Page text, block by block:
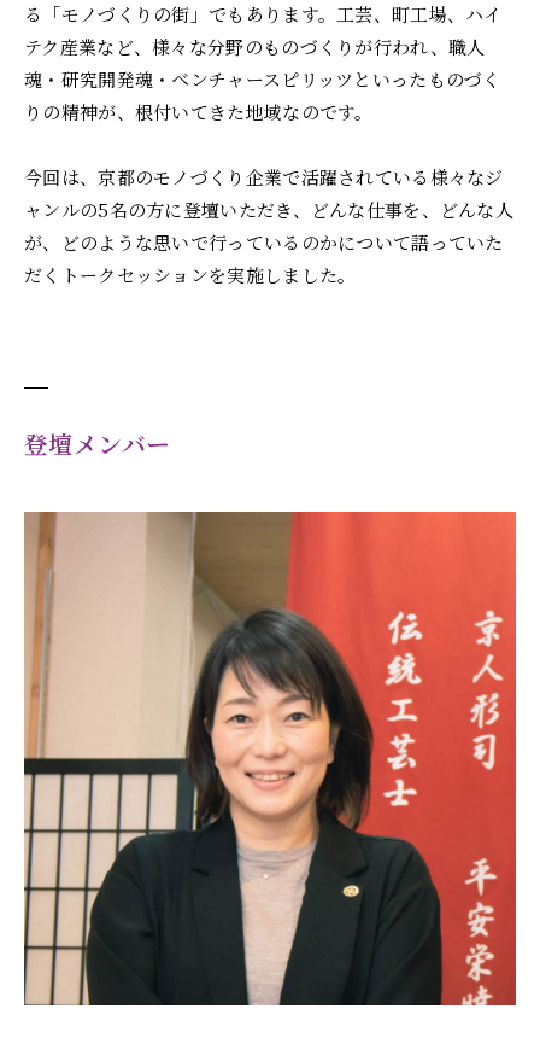
る「モノづくりの街」でもあります。工芸、町工場、ハイ
テク産業など、様々な分野のものづくりが行われ、職人
魂・研究開発魂・ベンチャースピリッツといったものづく
りの精神が、根付いてきた地域なのです。
今回は、京都のモノづくり企業で活躍されている様々なジ
ャンルの5名の方に登壇いただき、どんな仕事を、どんな人
が、どのような思いで行っているのかについて語っていた
だくトークセッションを実施しました。
登壇メンバー